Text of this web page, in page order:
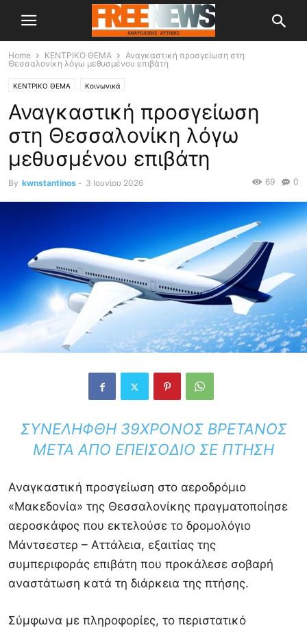
Home ΚΕΝΤΡΙΚΟ ΘΕΜΑ
Αναγκαστική προσγείωση στη
Θεσσαλονίκη λόγω μεθυσμένου επιβάτη
ΚΕΝΤΡΙΚΟ ΘΕΜΑ Κοινωνικά
Αναγκαστική προσγείωση
στη Θεσσαλονίκη λόγω
μεθυσμένου επιβάτη
By kwnstantinos - 3 Ιουνίου 2026 0
69
ΣΥΝΕΛΉΦΘΗ 39ΧΡΟΝΟΣ ΒΡΕΤΑΝΌΣ
ΜΕΤΆ ΑΠΌ ΕΠΕΙΣΌΔΙΟ ΣΕ ΠΤΉΣΗ
Αναγκαστική προσγείωση στο αεροδρόμιο
«Μακεδονία» της Θεσσαλονίκης πραγματοποίησε
αεροσκάφος που εκτελούσε το δρομολόγιο
Μάντσεστερ – Αττάλεια, εξαιτίας της
συμπεριφοράς επιβάτη που προκάλεσε σοβαρή
αναστάτωση κατά τη διάρκεια της πτήσης.
Σύμφωνα με πληροφορίες, το περιστατικό